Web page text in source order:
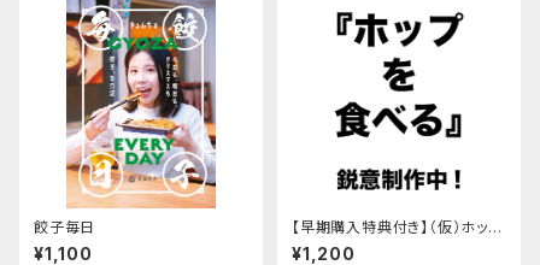
餃子毎日
¥1,100
【早期購入特典付き】（仮）ホップ
を食べる
¥1,200